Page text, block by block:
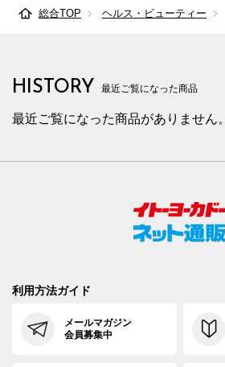
総合TOP ヘルス・ビューティー
HISTORY 最近ご覧になった商品
最近ご覧になった商品がありません。
利用方法ガイド
メールマガジン
会員募集中